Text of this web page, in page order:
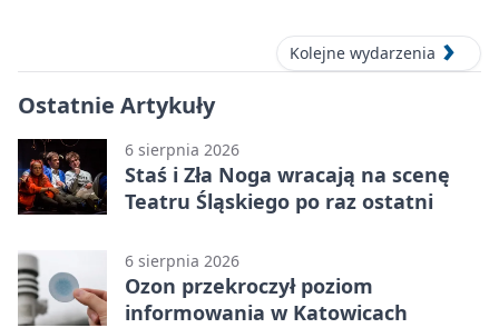
Kolejne wydarzenia
Ostatnie Artykuły
6 sierpnia 2026
Staś i Zła Noga wracają na scenę
Teatru Śląskiego po raz ostatni
6 sierpnia 2026
Ozon przekroczył poziom
informowania w Katowicach